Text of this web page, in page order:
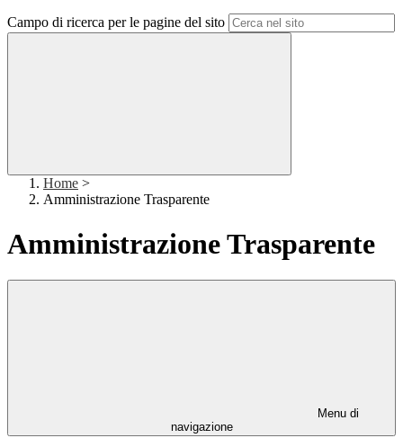
Campo di ricerca per le pagine del sito
Home >
Amministrazione Trasparente
Amministrazione Trasparente
Menu di
navigazione